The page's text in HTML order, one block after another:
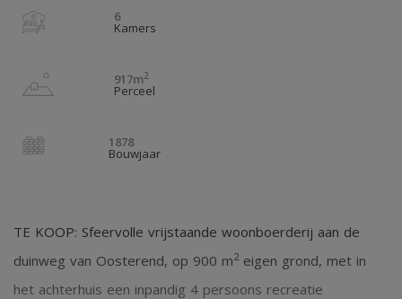
6
Kamers
917m2
Perceel
1878
Bouwjaar
TE KOOP: Sfeervolle vrijstaande woonboerderij aan de
duinweg van Oosterend, op 900 m2 eigen grond, met in
het achterhuis een inpandig 4 persoons recreatie